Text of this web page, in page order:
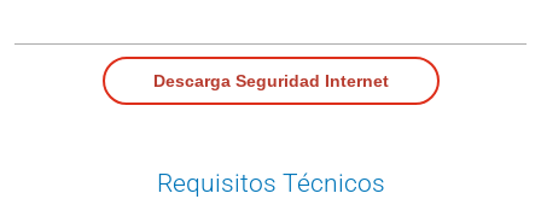
Descarga Seguridad Internet
Requisitos Técnicos